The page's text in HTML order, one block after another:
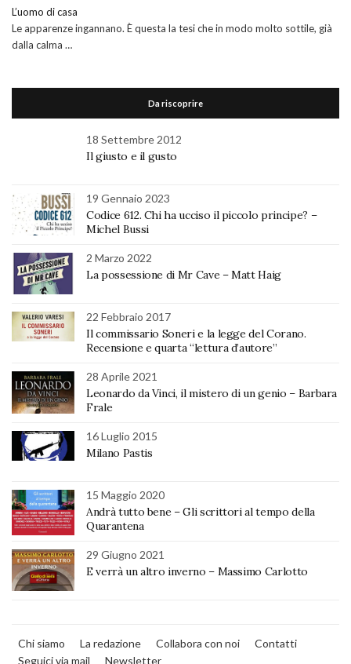
L’uomo di casa
Le apparenze ingannano. È questa la tesi che in modo molto sottile, già
dalla calma …
Da riscoprire
18 Settembre 2012
Il giusto e il gusto
19 Gennaio 2023
Codice 612. Chi ha ucciso il piccolo principe? –
Michel Bussi
2 Marzo 2022
La possessione di Mr Cave – Matt Haig
22 Febbraio 2017
Il commissario Soneri e la legge del Corano.
Recensione e quarta “lettura d’autore”
28 Aprile 2021
Leonardo da Vinci, il mistero di un genio – Barbara
Frale
16 Luglio 2015
Milano Pastis
15 Maggio 2020
Andrà tutto bene – Gli scrittori al tempo della
Quarantena
29 Giugno 2021
E verrà un altro inverno – Massimo Carlotto
Chi siamo La redazione Collabora con noi
Contatti
Seguici via mail
Newsletter